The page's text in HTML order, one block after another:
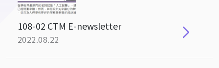
108-02 CTM E-newsletter
2022.08.22